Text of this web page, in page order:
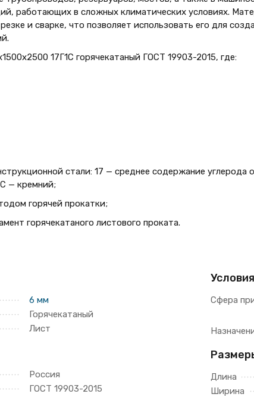
работающих в сложных климатических условиях.
и сварке, что позволяет использовать его для
17Г1С горячекатаный ГОСТ 19903-2015, где:
стали: 17 — среднее содержание углерода
— кремний;
горячей прокатки;
горячекатаного листового проката.
6 мм
Горячекатаный
Лист
Россия
ГОСТ 19903-2015
Сфера
Длина
Ширина